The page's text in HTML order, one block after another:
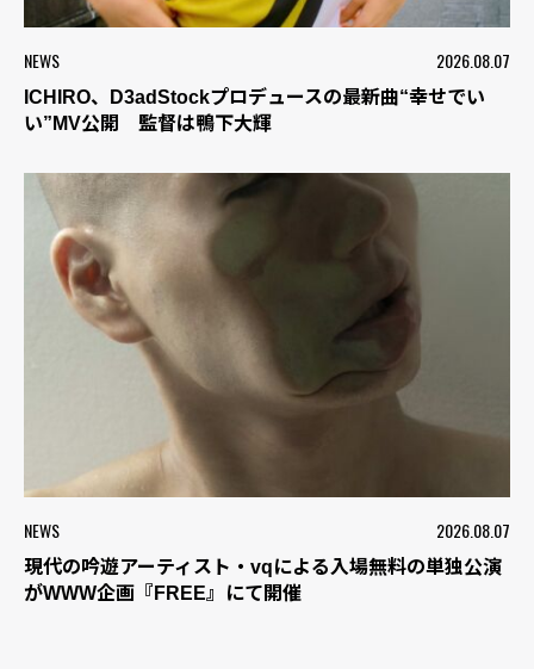
NEWS 2026.08.07
ICHIRO、D3adStockプロデュースの最新曲“幸せでい
い”MV公開 監督は鴨下大輝
NEWS 2026.08.07
現代の吟遊アーティスト・vqによる入場無料の単独公演
がWWW企画『FREE』にて開催